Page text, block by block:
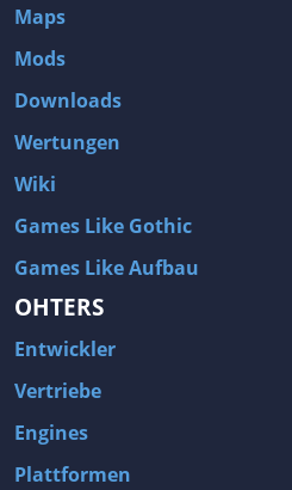
Maps
Mods
Downloads
Wertungen
Wiki
Games Like Gothic
Games Like Aufbau
OHTERS
Entwickler
Vertriebe
Engines
Plattformen